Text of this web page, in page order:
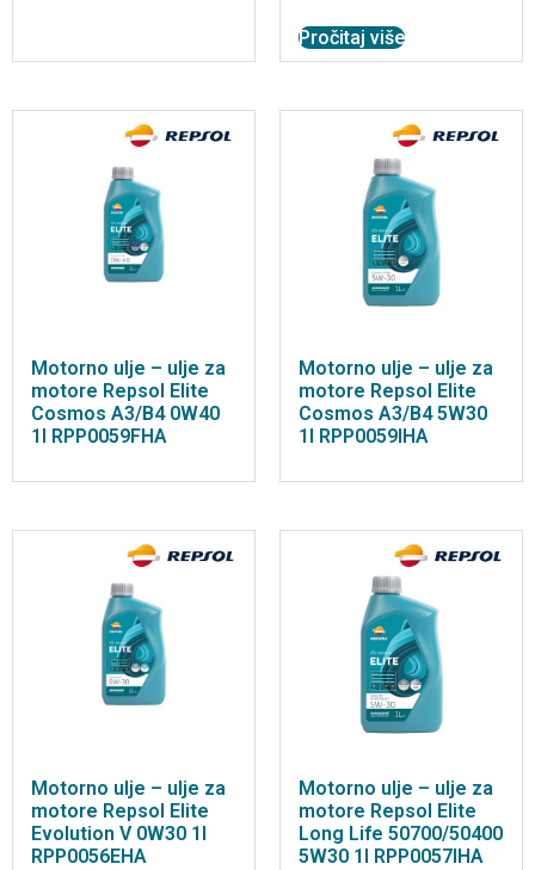
Pročitaj više
Motorno ulje – ulje za
motore Repsol Elite
Cosmos A3/B4 0W40
1l RPP0059FHA
Motorno ulje – ulje za
motore Repsol Elite
Cosmos A3/B4 5W30
1l RPP0059IHA
Motorno ulje – ulje za
motore Repsol Elite
Evolution V 0W30 1l
RPP0056EHA
Motorno ulje – ulje za
motore Repsol Elite
Long Life 50700/50400
5W30 1l RPP0057IHA